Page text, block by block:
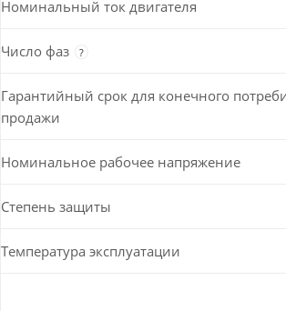
Номинальный ток двигателя
Число фаз ?
Гарантийный срок для конечного
продажи
Номинальное рабочее напряжение
Степень защиты
Температура эксплуатации